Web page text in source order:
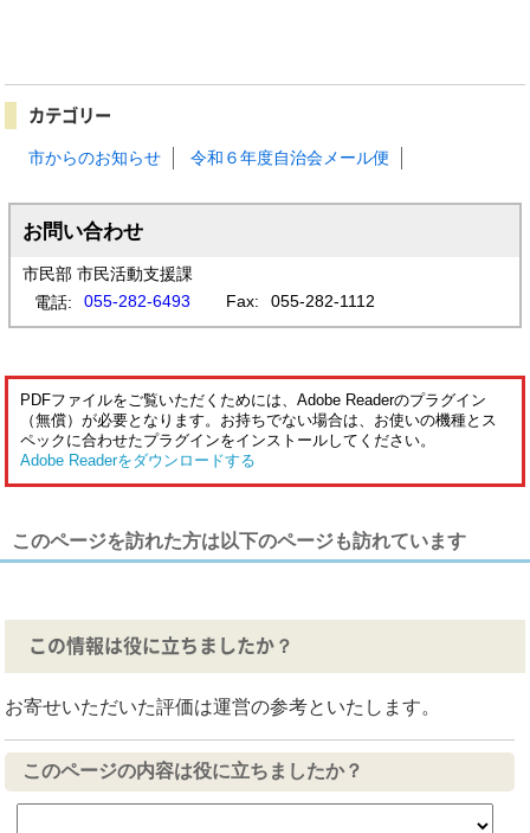
カテゴリー
市からのお知らせ 令和６年度自治会メール便
お問い合わせ
市民部 市民活動支援課
電話:
055-282-6493 Fax: 055-282-1112
PDFファイルをご覧いただくためには、Adobe Readerのプラグイン
（無償）が必要となります。お持ちでない場合は、お使いの機種とス
ペックに合わせたプラグインをインストールしてください。
Adobe Readerをダウンロードする
このページを訪れた方は以下のページも訪れています
この情報は役に立ちましたか？
お寄せいただいた評価は運営の参考といたします。
このページの内容は役に立ちましたか？